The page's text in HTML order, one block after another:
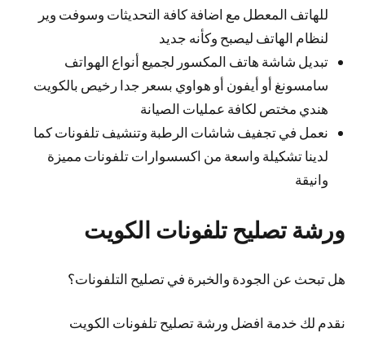
للهاتف المعطل مع اضافة كافة التحديثات وسوفت وير
لنظام الهاتف ليصبح وكأنه جديد
تبديل شاشة هاتف المكسور لجميع أنواع الهواتف
سامسونغ أو أيفون أو هواوي بسعر جدا رخيص بالكويت
هندي مختص لكافة عمليات الصيانة
نعمل في تجفيف شاشات الرطبة وتنشيف تلفونات كما
لدينا تشكيلة واسعة من اكسسوارات تلفونات مميزة
وانيقة
ورشة تصليح تلفونات الكويت
هل تبحث عن الجودة والخبرة في تصليح التلفونات؟
نقدم لك خدمة افضل ورشة تصليح تلفونات الكويت